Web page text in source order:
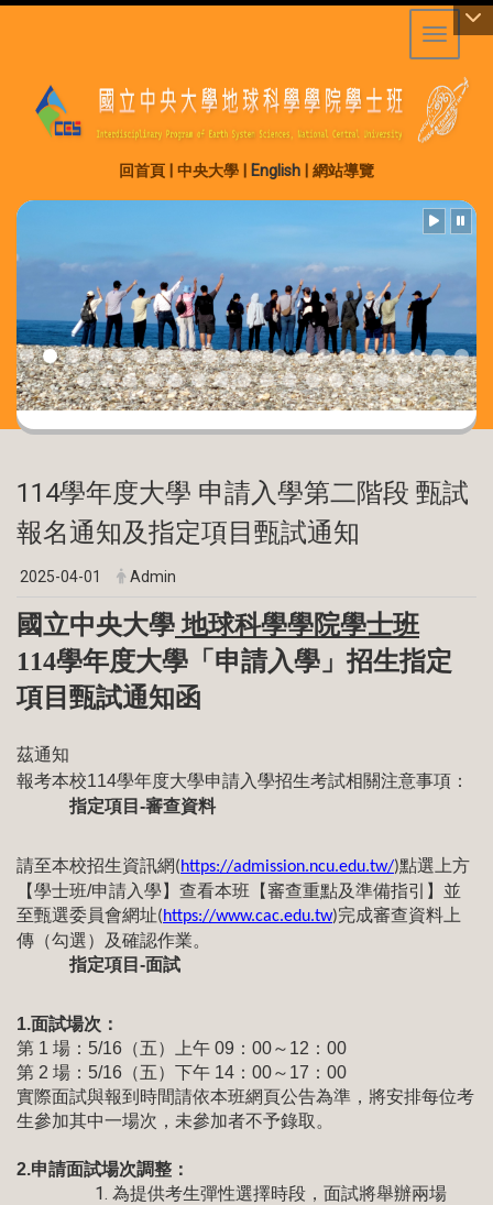
Toggle
回首頁 中央大學 English 網站導覽
114學年度大學 申請入學第二階段 甄試
報名通知及指定項目甄試通知
2025-04-01 Admin
國立中央大學地球科學學院學士班
114學年度大學「申請入學」招生指定
項目甄試通知函
茲通知
報考本校114學年度大學申請入學招生考試相關注意事項：
指定項目-審查資料
請至本校招生資訊網(https://admission.ncu.edu.tw/)點選上方
【學士班/申請入學】查看本班【審查重點及準備指引】並
至甄選委員會網址(https://www.cac.edu.tw)完成審查資料上
傳（勾選）及確認作業。
指定項目-面試
1.面試場次：
第 1 場：5/16（五）上午 09：00～12：00
第 2 場：5/16（五）下午 14：00～17：00
實際面試與報到時間請依本班網頁公告為準，將安排每位考
生參加其中一場次，未參加者不予錄取。
2.申請面試場次調整：
為提供考生彈性選擇時段，面試將舉辦兩場